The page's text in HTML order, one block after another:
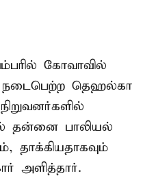
கோவாவில்
நடைபெற்ற தெஹல்கா
தன்னை பாலியல்
தாக்கியதாகவும்
அளித்தார்.